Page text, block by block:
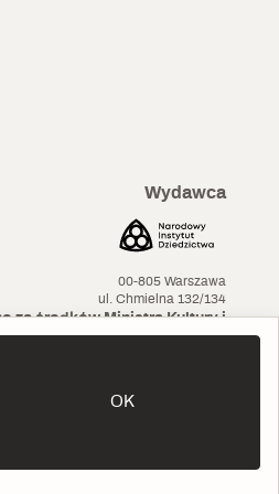
OK
Wydawca
00-805 Warszawa
ul. Chmielna 132/134
ze środków Ministra Kultury i
Dziedzictwa Narodowego